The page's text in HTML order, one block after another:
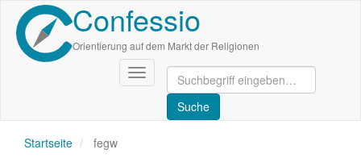
Direkt
zum
Inhalt
Confessio
Orientierung auf dem Markt der Religionen
Navigation
aktivieren/deaktivieren
Startseite fegw